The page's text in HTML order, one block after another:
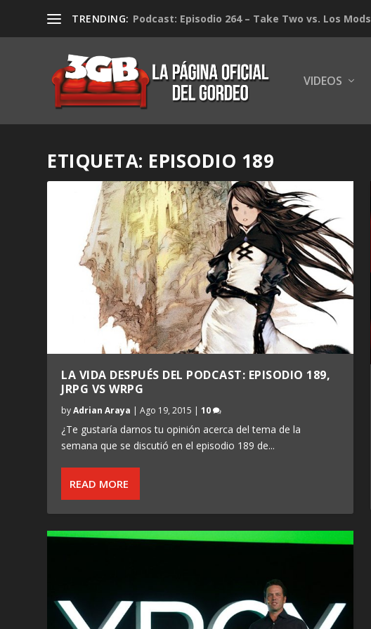
TRENDING: Podcast: Episodio 264 – Take Two vs. Los Mods
VIDEOS
ETIQUETA: EPISODIO 189
LA VIDA DESPUÉS DEL PODCAST: EPISODIO 189,
JRPG VS WRPG
byAdrian Araya |Ago 19, 2015 |10
¿Te gustaría darnos tu opinión acerca del tema de la
semana que se discutió en el episodio 189 de...
READ MORE